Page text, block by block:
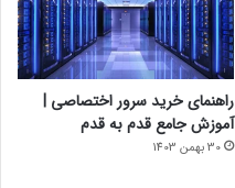
راهنمای خرید سرور اختصاصی |
آموزش جامع قدم به قدم
30 بهمن 1403